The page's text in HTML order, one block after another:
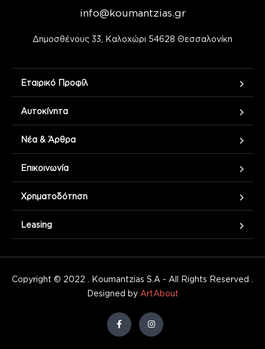
info@koumantzias.gr
Δημοσθένους 33, Καλοχώρι 54628 Θεσσαλονίκη
Εταιρικό Προφίλ
Αυτοκίνητα
Νέα & Άρθρα
Επικοινωνία
Χρηματοδότηση
Leasing
Copyright © 2022 . Koumantzias S.A - All Rights Reserved .
Designed by ArtAbout